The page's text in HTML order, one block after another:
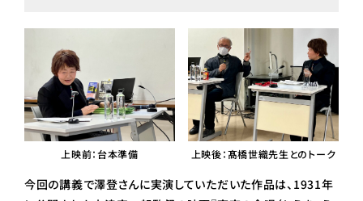
上映前：台本準備 上映後：髙橋世織先生とのトーク
今回の講義で澤登さんに実演していただいた作品は、1931年